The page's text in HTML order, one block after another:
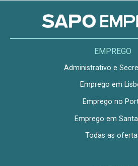
EMPREGO
Administrativo e
Emprego em
Emprego no
Emprego em
Todas as